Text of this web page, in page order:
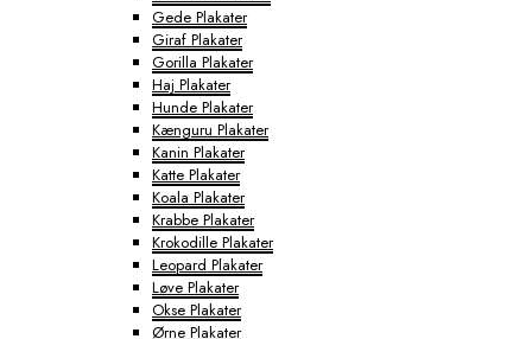
Gede Plakater
Giraf Plakater
Gorilla Plakater
Haj Plakater
Hunde Plakater
Kænguru Plakater
Kanin Plakater
Katte Plakater
Koala Plakater
Krabbe Plakater
Krokodille Plakater
Leopard Plakater
Løve Plakater
Okse Plakater
Ørne Plakater